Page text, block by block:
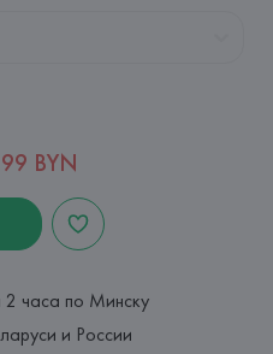
BYN
2 часа по Минску
и России